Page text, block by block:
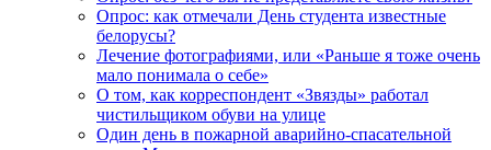
Опрос: как отмечали День студента известные
белорусы?
Лечение фотографиями, или «Раньше я тоже очень
мало понимала о себе»
О том, как корреспондент «Звязды» работал
чистильщиком обуви на улице
Один день в пожарной аварийно-спасательной